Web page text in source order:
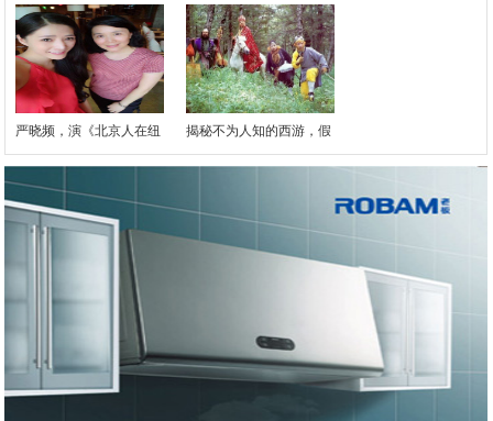
严晓频，演《北京人在纽 揭秘不为人知的西游，假